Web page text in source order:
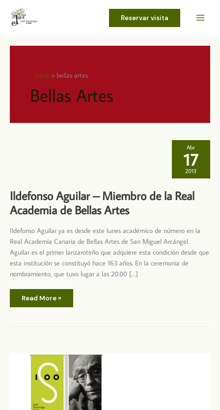
contenido
Reservar visita
Inicio bellas artes
Bellas Artes
Ildefonso Aguilar – Miembro de la Real
Academia de Bellas Artes
Ildefonso Aguilar ya es desde este lunes académico de número en la
Real Academia Canaria de Bellas Artes de San Miguel Arcángel.
Aguilar es el primer lanzaroteño que adquiere esta condición desde que
esta institución se constituyó hace 163 años. En la ceremonia de
nombramiento, que tuvo lugar a las 20.00 […]
Ildefonso
la
Bellas
Read More »
Abr
17
2013